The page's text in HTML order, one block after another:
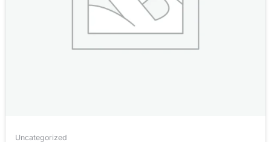
Uncategorized